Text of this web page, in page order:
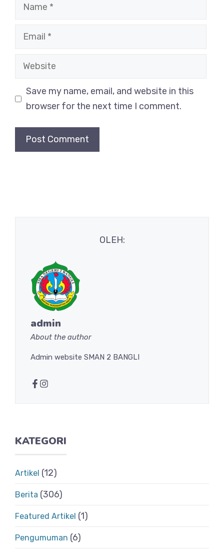
Email
Website
Save my name, email, and website in this
browser for the next time I comment.
OLEH:
admin
About the author
Admin website SMAN 2 BANGLI
KATEGORI
Artikel (12)
Berita (306)
Featured Artikel (1)
Pengumuman (6)